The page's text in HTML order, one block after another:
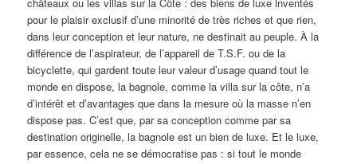
pour le plaisir exclusif d’une minorité de très riches et que rien,
dans leur conception et leur nature, ne destinait au peuple. À la
différence de l’aspirateur, de l’appareil de T.S.F. ou de la
bicyclette, qui gardent toute leur valeur d’usage quand tout le
monde en dispose, la bagnole, comme la villa sur la côte, n’a
d’intérêt et d’avantages que dans la mesure où la masse n’en
dispose pas. C’est que, par sa conception comme par sa
destination originelle, la bagnole est un bien de luxe. Et le luxe,
par essence, cela ne se démocratise pas : si tout le monde